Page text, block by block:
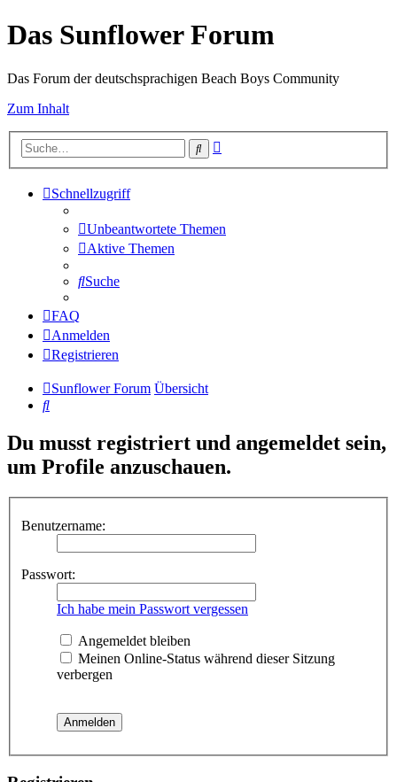
Das Sunflower Forum
Das Forum der deutschsprachigen Beach Boys Community
Zum Inhalt
Suche
Schnellzugriff
Unbeantwortete Themen
Aktive Themen
Suche
FAQ
Anmelden
Registrieren
Sunflower Forum Übersicht
Suche
Du musst registriert und angemeldet sein,
um Profile anzuschauen.
Benutzername:
Passwort:
Ich habe mein Passwort vergessen
Angemeldet bleiben
Meinen Online-Status während dieser Sitzung
verbergen